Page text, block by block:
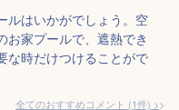
ルはいかがでしょう。空
お家プールで、遮熱でき
な時だけつけることがで
全てのおすすめコメント (1件) >